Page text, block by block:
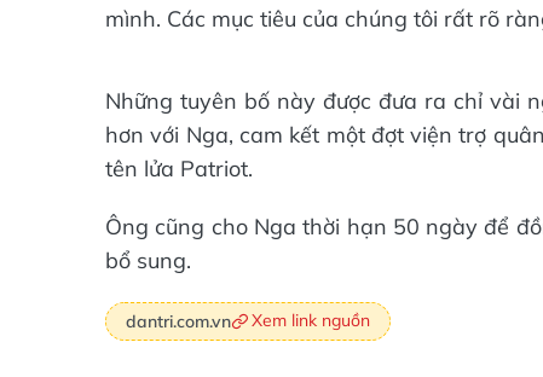
mình. Các mục tiêu của chúng tôi rất rõ
Những tuyên bố này được đưa ra chỉ vài
hơn với Nga, cam kết một đợt viện trợ
tên lửa Patriot.
Ông cũng cho Nga thời hạn 50 ngày để
bổ sung.
dantri.com.vn Xem link nguồn